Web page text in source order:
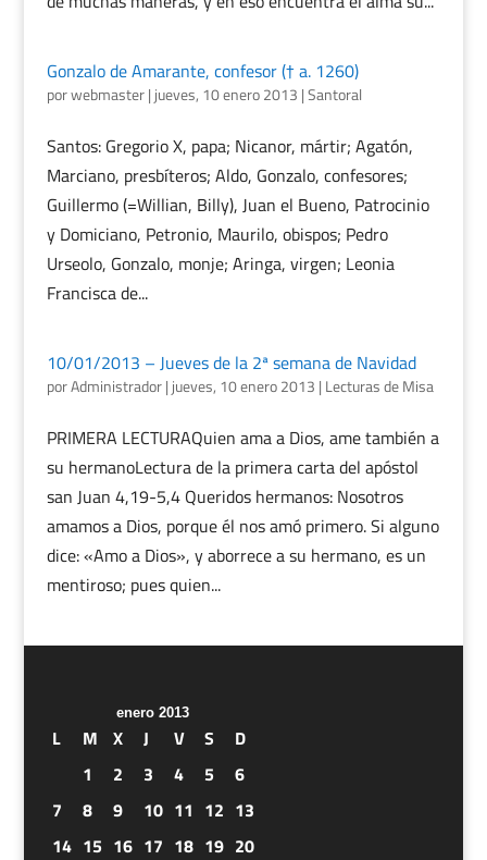
Gonzalo de Amarante, confesor († a. 1260)
porwebmaster| jueves, 10 enero 2013 |Santoral
Santos: Gregorio X, papa; Nicanor, mártir; Agatón,
Marciano, presbíteros; Aldo, Gonzalo, confesores;
Guillermo (=Willian, Billy), Juan el Bueno, Patrocinio
y Domiciano, Petronio, Maurilo, obispos; Pedro
Urseolo, Gonzalo, monje; Aringa, virgen; Leonia
Francisca de...
10/01/2013 – Jueves de la 2ª semana de Navidad
porAdministrador| jueves, 10 enero 2013 | Lecturas de Misa
PRIMERA LECTURAQuien ama a Dios, ame también a
su hermanoLectura de la primera carta del apóstol
san Juan 4,19-5,4 Queridos hermanos: Nosotros
amamos a Dios, porque él nos amó primero. Si alguno
dice: «Amo a Dios», y aborrece a su hermano, es un
mentiroso; pues quien...
enero 2013
L M X J V S
D
1
2 3 4 5
6
7
8 9 10 11 12 13
14 15 16 17 18 19 20